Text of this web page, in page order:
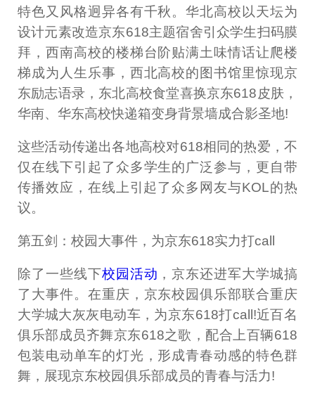
特色又风格迥异各有千秋。华北高校以天坛为
设计元素改造京东618主题宿舍引众学生扫码膜
拜，西南高校的楼梯台阶贴满土味情话让爬楼
梯成为人生乐事，西北高校的图书馆里惊现京
东励志语录，东北高校食堂喜换京东618皮肤，
华南、华东高校快递箱变身背景墙成合影圣地!
这些活动传递出各地高校对618相同的热爱，不
仅在线下引起了众多学生的广泛参与，更自带
传播效应，在线上引起了众多网友与KOL的热
议。
第五剑：校园大事件，为京东618实力打call
除了一些线下校园活动 ，京东还进军大学城搞
了大事件。在重庆，京东校园俱乐部联合重庆
大学城大灰灰电动车，为京东618打call!近百名
俱乐部成员齐舞京东618之歌，配合上百辆618
包装电动单车的灯光，形成青春动感的特色群
舞，展现京东校园俱乐部成员的青春与活力!